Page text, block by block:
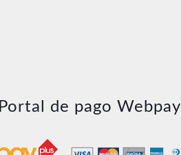
Portal de pago Webpay